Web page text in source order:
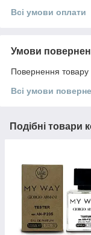
Всі умови оплати
Умови
Повернення товару
Всі умови
Подібні товари